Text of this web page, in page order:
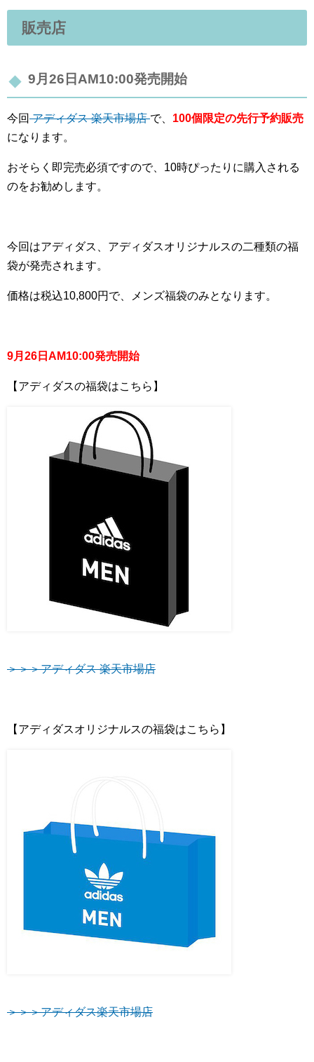
販売店
9月26日AM10:00発売開始
今回アディダス 楽天市場店で、 100個限定の先行予約販売
になります。
おそらく即完売必須ですので、10時ぴったりに購入される
のをお勧めします。
今回はアディダス、アディダスオリジナルスの二種類の福
袋が発売されます。
価格は税込10,800円で、メンズ福袋のみとなります。
9月26日AM10:00発売開始
【アディダスの福袋はこちら】
＞＞＞アディダス 楽天市場店
【アディダスオリジナルスの福袋はこちら】
＞＞＞アディダス楽天市場店